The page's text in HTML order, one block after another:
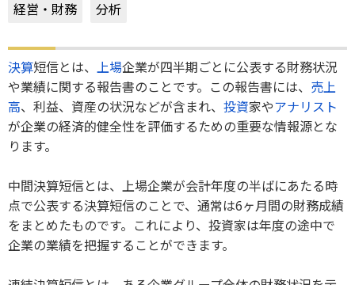
経営・財務 分析
決算短信とは、 上場企業が四半期ごとに公表する財務状況
や業績に関する報告書のことです。この報告書には、 売上
高、利益、資産の状況などが含まれ、 投資家やアナリスト
が企業の経済的健全性を評価するための重要な情報源とな
ります。
中間決算短信とは、上場企業が会計年度の半ばにあたる時
点で公表する決算短信のことで、通常は6ヶ月間の財務成績
をまとめたものです。これにより、投資家は年度の途中で
企業の業績を把握することができます。